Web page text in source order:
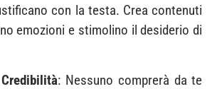
con la testa. Crea contenuti
emozioni e stimolino il desiderio di
: Nessuno comprerà da te